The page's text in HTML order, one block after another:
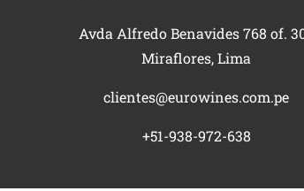
Avda Alfredo Benavides 768 of.
Miraflores, Lima
clientes@eurowines.com.pe
+51-938-972-638